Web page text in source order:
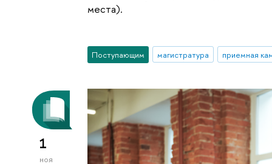
места).
Поступающим магистратура приемная
1
ноя